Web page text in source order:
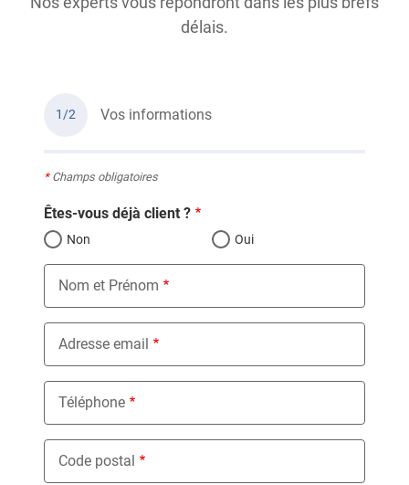
délais.
1/2 Vos informations
*Champs obligatoires
Êtes-vous déjà client ?
Non Oui
Nom et Prénom
Adresse email
Téléphone
Code postal